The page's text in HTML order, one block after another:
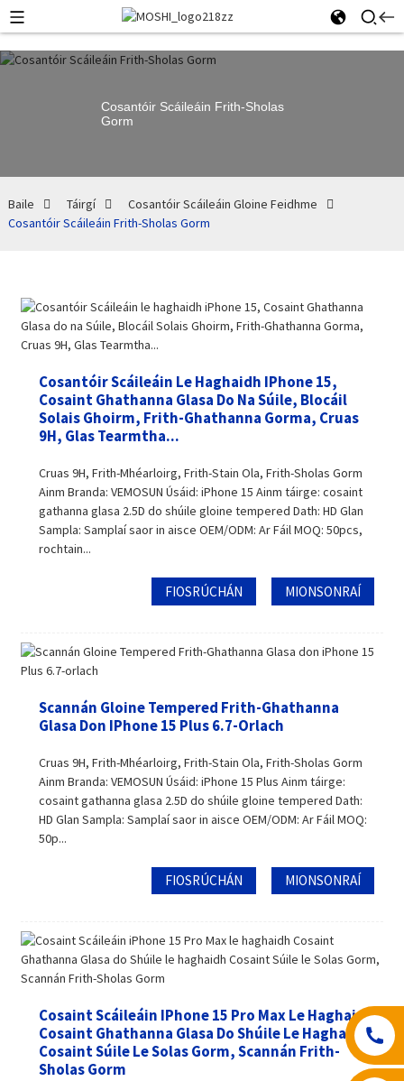
Cosantóir Scáileáin Frith-Sholas
Gorm
Baile Táirgí
Cosantóir Scáileáin Gloine Feidhme
Cosantóir Scáileáin Frith-Sholas Gorm
Cosantóir Scáileáin Le Haghaidh IPhone 15,
Cosaint Ghathanna Glasa Do Na Súile, Blocáil
Solais Ghoirm, Frith-Ghathanna Gorma, Cruas
9H, Glas Tearmtha...
Cruas 9H, Frith-Mhéarloirg, Frith-Stain Ola, Frith-Sholas Gorm
Ainm Branda: VEMOSUN Úsáid: iPhone 15 Ainm táirge: cosaint
gathanna glasa 2.5D do shúile gloine tempered Dath: HD Glan
Sampla: Samplaí saor in aisce OEM/ODM: Ar Fáil MOQ: 50pcs,
rochtain...
FIOSRÚCHÁN MIONSONRAÍ
Scannán Gloine Tempered Frith-Ghathanna
Glasa Don IPhone 15 Plus 6.7-Orlach
Cruas 9H, Frith-Mhéarloirg, Frith-Stain Ola, Frith-Sholas Gorm
Ainm Branda: VEMOSUN Úsáid: iPhone 15 Plus Ainm táirge:
cosaint gathanna glasa 2.5D do shúile gloine tempered Dath:
HD Glan Sampla: Samplaí saor in aisce OEM/ODM: Ar Fáil MOQ:
50p...
FIOSRÚCHÁN MIONSONRAÍ
Cosaint Scáileáin IPhone 15 Pro Max Le Haghaidh
Cosaint Ghathanna Glasa Do Shúile Le Haghaidh
Cosaint Súile Le Solas Gorm, Scannán Frith-
Sholas Gorm